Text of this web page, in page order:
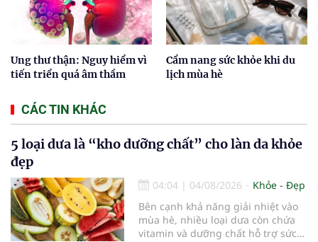
Ung thư thận: Nguy hiểm vì
tiến triển quá âm thầm
Cẩm nang sức khỏe khi du
lịch mùa hè
CÁC TIN KHÁC
5 loại dưa là “kho dưỡng chất” cho làn da khỏe
đẹp
04:04 | 04/08/2026
Khỏe - Đẹp
Bên cạnh khả năng giải nhiệt vào
mùa hè, nhiều loại dưa còn chứa
vitamin và dưỡng chất hỗ trợ sức